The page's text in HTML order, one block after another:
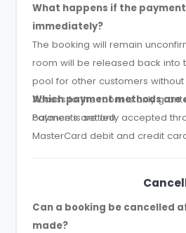
What happens if the
immediately?
The booking will remain
room will be released back into
pool for other customers
Access to the room is only
balance is settled.
Which payment methods are
Payments are only accepted
MasterCard debit and credit
Can a booking be cancelled
made?